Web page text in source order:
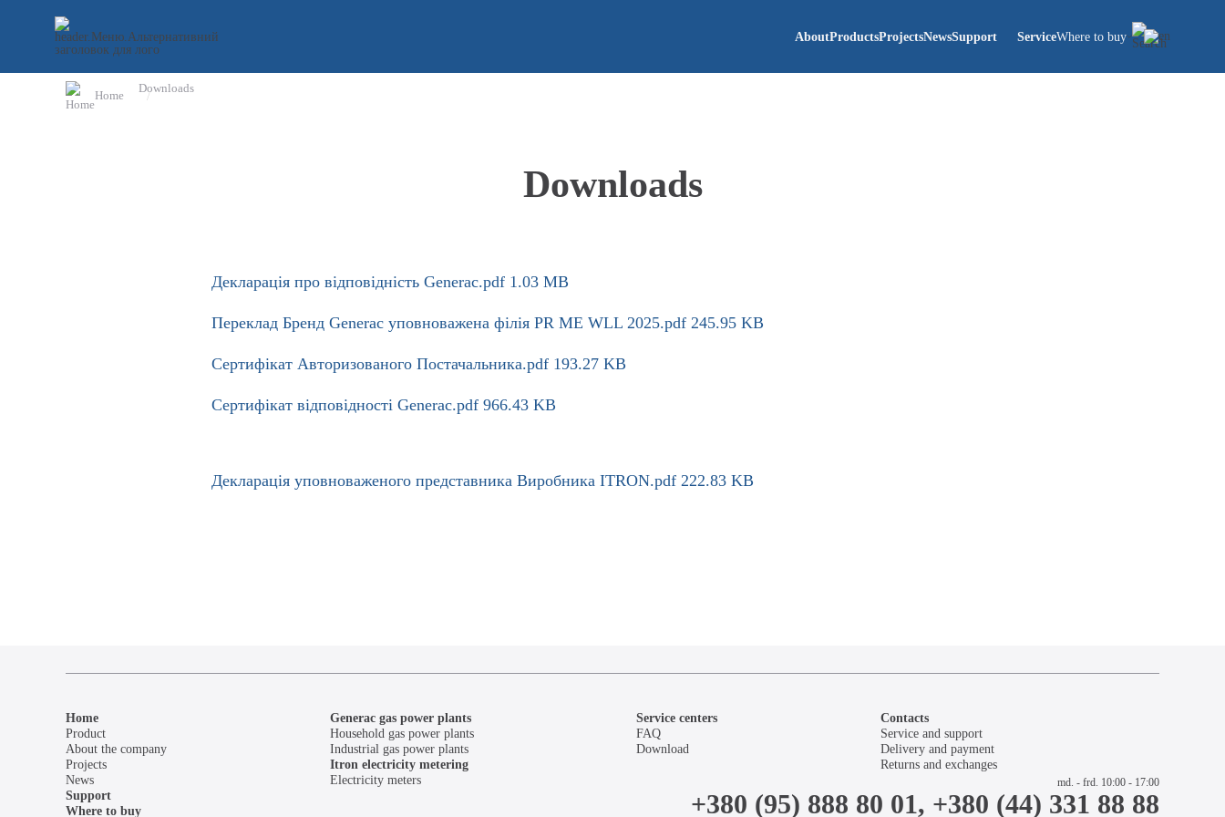
AboutProductsProjectsNewsSupport ServiceWhere to buy
Home
Downloads
Downloads
Декларація про відповідність Generac.pdf 1.03 MB
Переклад Бренд Generac уповноважена філія PR ME WLL 2025.pdf 245.95 KB
Сертифікат Авторизованого Постачальника.pdf 193.27 KB
Сертифікат відповідності Generac.pdf 966.43 KB
Декларація уповноваженого представника Виробника ITRON.pdf 222.83 KB
Home
Product
About the company
Projects
News
Support
Where to buy
Generac gas power plants
Household gas power plants
Industrial gas power plants
Itron electricity metering
Electricity meters
Service centers
FAQ
Download
Contacts
Service and support
Delivery and payment
Returns and exchanges
md. - frd. 10:00 - 17:00
+380 (95) 888 80 01, +380 (44) 331 88 88